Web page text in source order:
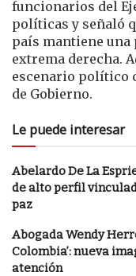
funcionarios del
políticas y señaló
país mantiene una
extrema derecha.
escenario político
de Gobierno.
Le puede interesar
Abelardo De La
de alto perfil
paz
Abogada Wendy
Colombia’: nueva
atención